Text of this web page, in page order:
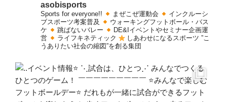
asobisports
Sports for everyone!! まぜこぜ運動会
インクルーシ
ブスポーツ考案普及
ウォーキングフットボール・バス
ケ
跳ばないバレー
DE&Iイベントやセミナー企画運
営
ライフキネティック しあわせになるスポーツ ”こ
うありたい社会の縮図”を創る集団